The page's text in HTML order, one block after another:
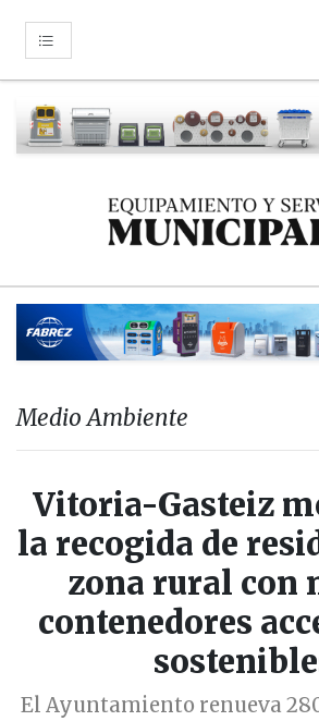
Medio Ambiente
Vitoria-Gasteiz
la recogida de
zona rural con
contenedores
El Ayuntamiento renueva